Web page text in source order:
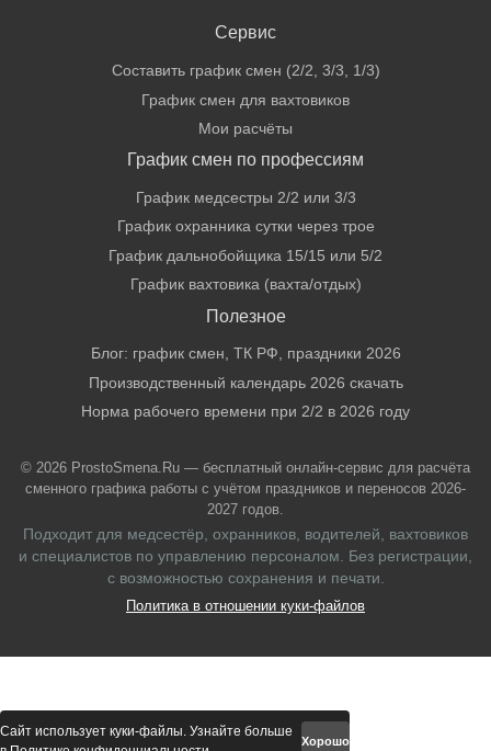
Сервис
Составить график смен (2/2, 3/3, 1/3)
График смен для вахтовиков
Мои расчёты
График смен по профессиям
График медсестры 2/2 или 3/3
График охранника сутки через трое
График дальнобойщика 15/15 или 5/2
График вахтовика (вахта/отдых)
Полезное
Блог: график смен, ТК РФ, праздники 2026
Производственный календарь 2026 скачать
Норма рабочего времени при 2/2 в 2026 году
© 2026 ProstoSmena.Ru — бесплатный онлайн-сервис для расчёта
сменного графика работы с учётом праздников и переносов 2026-
2027 годов.
Подходит для медсестёр, охранников, водителей, вахтовиков
и специалистов по управлению персоналом. Без регистрации,
с возможностью сохранения и печати.
Политика в отношении куки-файлов
Сайт использует куки-файлы. Узнайте больше
Хорошо